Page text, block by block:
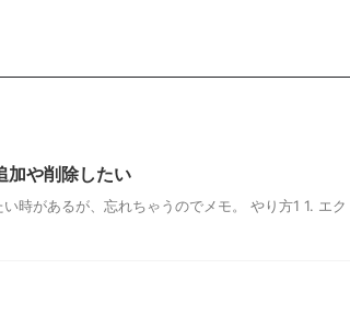
加や削除したい
時があるが、忘れちゃうのでメモ。 やり方1 1. エク